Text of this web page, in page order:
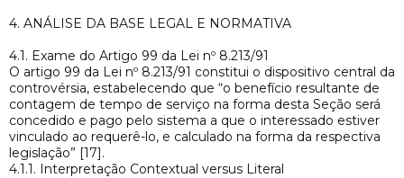
4. ANÁLISE DA BASE LEGAL E NORMATIVA
4.1. Exame do Artigo 99 da Lei nº 8.213/91
O artigo 99 da Lei nº 8.213/91 constitui o dispositivo central da
controvérsia, estabelecendo que “o benefício resultante de
contagem de tempo de serviço na forma desta Seção será
concedido e pago pelo sistema a que o interessado estiver
vinculado ao requerê-lo, e calculado na forma da respectiva
legislação” [17].
4.1.1. Interpretação Contextual versus Literal